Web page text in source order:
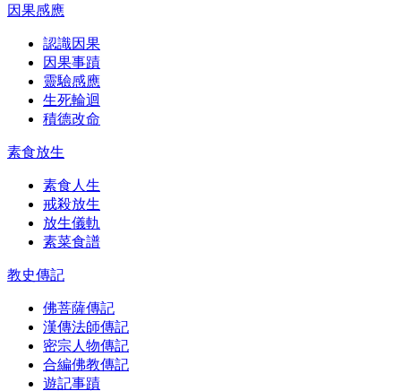
因果感應
認識因果
因果事蹟
靈驗感應
生死輪迴
積德改命
素食放生
素食人生
戒殺放生
放生儀軌
素菜食譜
教史傳記
佛菩薩傳記
漢傳法師傳記
密宗人物傳記
合編佛教傳記
遊記事蹟